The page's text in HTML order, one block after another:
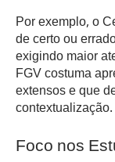
Por exemplo, o
de certo ou
exigindo maior
FGV costuma
extensos e que
contextualização.
Foco nos